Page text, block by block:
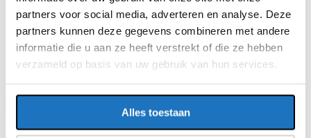
partners voor social media, adverteren en analyse. Deze
partners kunnen deze gegevens combineren met andere
informatie die u aan ze heeft verstrekt of die ze hebben
verzameld op basis van uw gebruik van hun services.
Alles toestaan
Vragen of opmerkingen over uw reis
Ga je akkoord met dealgemene vervoer- en reisvoorwaarden van
Partybus
Touringcar